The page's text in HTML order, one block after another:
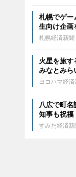
札幌でゲ
生向け企画
札幌経済新聞
火星を旅
みなとみら
ヨコハマ経済
八広で町
知事も祝福
すみだ経済新